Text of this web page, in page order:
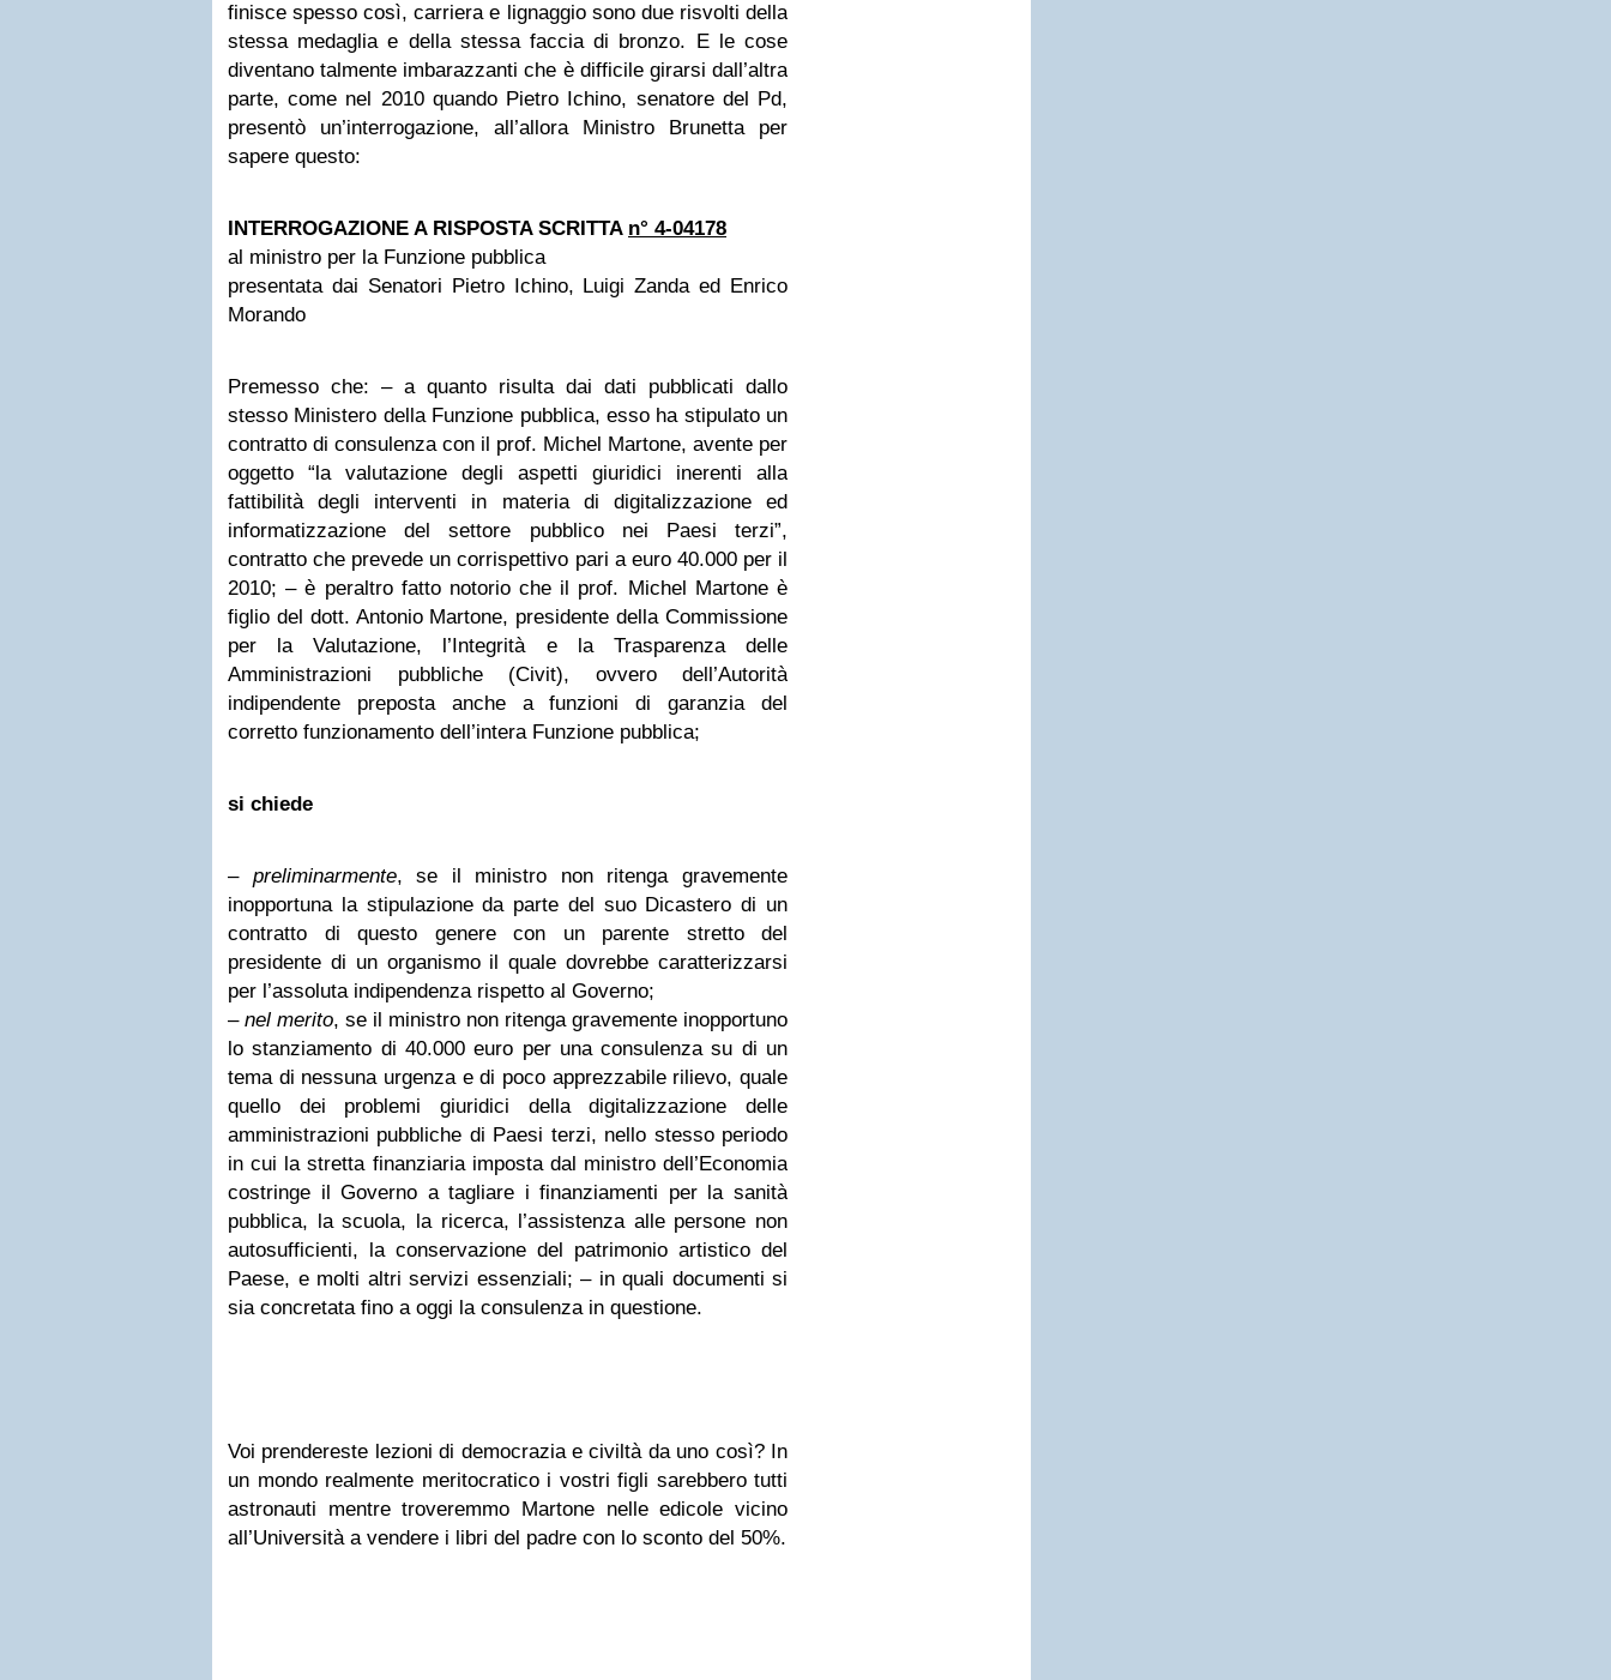
finisce spesso così, carriera e lignaggio sono due risvolti della
stessa medaglia e della stessa faccia di bronzo. E le cose
diventano talmente imbarazzanti che è difficile girarsi dall’altra
parte, come nel 2010 quando Pietro Ichino, senatore del Pd,
presentò un’interrogazione, all’allora Ministro Brunetta per
sapere questo:
INTERROGAZIONE A RISPOSTA SCRITTA n° 4-04178
al ministro per la Funzione pubblica
presentata dai Senatori Pietro Ichino, Luigi Zanda ed Enrico
Morando
Premesso che: – a quanto risulta dai dati pubblicati dallo
stesso Ministero della Funzione pubblica, esso ha stipulato un
contratto di consulenza con il prof. Michel Martone, avente per
oggetto “la valutazione degli aspetti giuridici inerenti alla
fattibilità degli interventi in materia di digitalizzazione ed
informatizzazione del settore pubblico nei Paesi terzi”,
contratto che prevede un corrispettivo pari a euro 40.000 per il
2010; – è peraltro fatto notorio che il prof. Michel Martone è
figlio del dott. Antonio Martone, presidente della Commissione
per la Valutazione, l’Integrità e la Trasparenza delle
Amministrazioni pubbliche (Civit), ovvero dell’Autorità
indipendente preposta anche a funzioni di garanzia del
corretto funzionamento dell’intera Funzione pubblica;
si chiede
– preliminarmente, se il ministro non ritenga gravemente
inopportuna la stipulazione da parte del suo Dicastero di un
contratto di questo genere con un parente stretto del
presidente di un organismo il quale dovrebbe caratterizzarsi
per l’assoluta indipendenza rispetto al Governo;
– nel merito, se il ministro non ritenga gravemente inopportuno
lo stanziamento di 40.000 euro per una consulenza su di un
tema di nessuna urgenza e di poco apprezzabile rilievo, quale
quello dei problemi giuridici della digitalizzazione delle
amministrazioni pubbliche di Paesi terzi, nello stesso periodo
in cui la stretta finanziaria imposta dal ministro dell’Economia
costringe il Governo a tagliare i finanziamenti per la sanità
pubblica, la scuola, la ricerca, l’assistenza alle persone non
autosufficienti, la conservazione del patrimonio artistico del
Paese, e molti altri servizi essenziali; – in quali documenti si
sia concretata fino a oggi la consulenza in questione.
Voi prendereste lezioni di democrazia e civiltà da uno così? In
un mondo realmente meritocratico i vostri figli sarebbero tutti
astronauti mentre troveremmo Martone nelle edicole vicino
all’Università a vendere i libri del padre con lo sconto del 50%.